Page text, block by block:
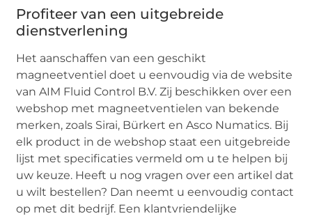
Profiteer van een uitgebreide
dienstverlening
Het aanschaffen van een geschikt
magneetventiel doet u eenvoudig via de website
van AIM Fluid Control B.V. Zij beschikken over een
webshop met magneetventielen van bekende
merken, zoals Sirai, Bürkert en Asco Numatics. Bij
elk product in de webshop staat een uitgebreide
lijst met specificaties vermeld om u te helpen bij
uw keuze. Heeft u nog vragen over een artikel dat
u wilt bestellen? Dan neemt u eenvoudig contact
op met dit bedrijf. Een klantvriendelijke